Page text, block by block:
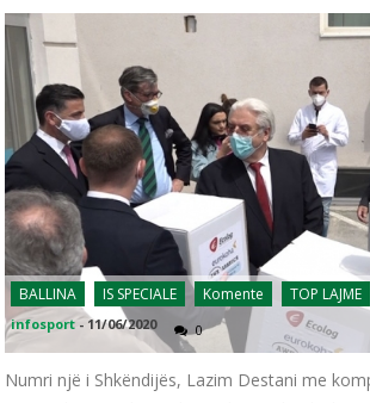
BALLINA IS SPECIALE Komente TOP LAJME
infosport - 11/06/2020 0
Numri një i Shkëndijës, Lazim Destani me